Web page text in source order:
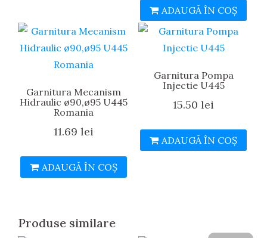
ADAUGĂ ÎN COȘ
Garnitura Mecanism
Hidraulic ø90,ø95 U445
Romania
11.69 lei
ADAUGĂ ÎN COȘ
Garnitura Pompa
Injectie U445
15.50lei
ADAUGĂ ÎN COȘ
Produse similare